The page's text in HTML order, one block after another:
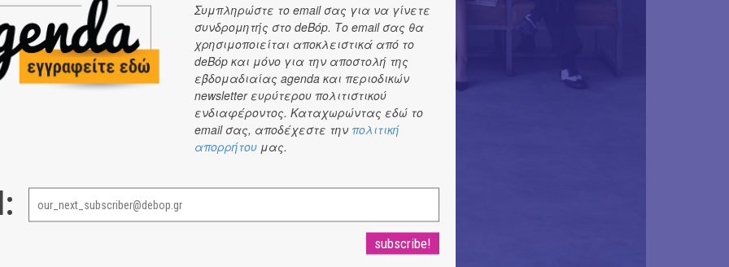
Συμπληρώστε το email σας για να γίνετε
συνδρομητής στο deBόp. Το email σας θα
χρησιμοποιείται αποκλειστικά από το
deBόp και μόνο για την αποστολή της
εβδομαδιαίας agenda και περιοδικών
newsletter ευρύτερου πολιτιστικού
ενδιαφέροντος. Καταχωρώντας εδώ το
email σας, αποδέχεστε την πολιτική
απορρήτου μας.